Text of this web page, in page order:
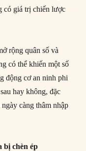
có giá trị chiến lược
rộng quân số và
có thể khiến một số
động cơ an ninh phi
hay không, đặc
càng thâm nhập
bị chèn ép